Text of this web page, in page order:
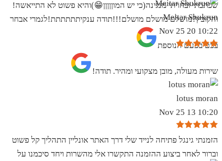
שכתבתי ובחרתי מנגינה(כי יש המוןןןןן😁)והיא פשוט לא התייאשה!
והקובץ?מושלם מושלם מושלם!!!תודה ענקיתתתתתת!לגמרי אבחר
בכם בפעם הנוספת
Meitar Shukrun
10:22 20 Nov 25
שירות מעולה, מובן מצקועי ומהיר. תודה!
lotus moran
10:20 13 Nov 25
הזמנתי גינגל פתיחה לנייד שלי דרך האתר אונליין התהליך קל פשוט
וברור לאחר ביצוע ההזמנה התקשרו אלי מהשרות ויחד סיכמנו על